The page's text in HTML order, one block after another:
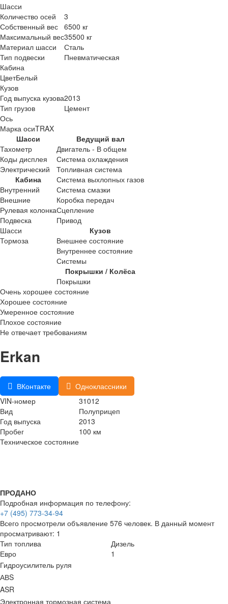
Шасси
Количество осей
3
Собственный вес 6500 кг
Максимальный вес35500 кг
Материал шасси
Сталь
Тип подвески
Пневматическая
Кабина
ЦветБелый
Кузов
Год выпуска кузова2013
Тип грузов
Цемент
Ось
Марка осиTRAX
Шасси
Ведущий вал
Тахометр
Двигатель - В общем
Коды дисплея
Система охлаждения
Электрический
Топливная система
Кабина
Система выхлопных газов
Внутренний
Система смазки
Внешние
Коробка передач
Рулевая колонкаСцепление
Подвеска
Привод
Шасси
Кузов
Тормоза
Внешнее состояние
Внутреннее состояние
Системы
Покрышки / Колёса
Покрышки
Очень хорошее состояние
Хорошее состояние
Умеренное состояние
Плохое состояние
Не отвечает требованиям
Erkan
ВКонтакте
Одноклассники
VIN-номер
31012
Вид
Полуприцеп
Год выпуска
2013
Пробег
100 км
Техническое состояние
ПРОДАНО
Подробная информация по телефону:
+7 (495) 773-34-94
Всего просмотрели объявление 576 человек. В данный момент
просматривают: 1
Тип топлива
Дизель
Евро
1
Гидроусилитель руля
АВS
ASR
Электронная тормозная система